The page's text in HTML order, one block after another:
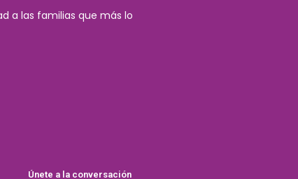
a las familias que más lo
Únete a la conversación